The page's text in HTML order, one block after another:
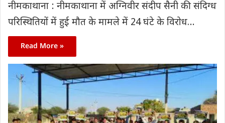
नीमकाथाना : नीमकाथाना में अग्निवीर संदीप सैनी की संदिग्ध
परिस्थितियों में हुई मौत के मामले में 24 घंटे के विरोध…
Read More »